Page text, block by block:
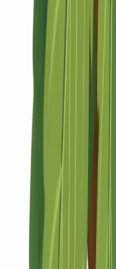
Marken